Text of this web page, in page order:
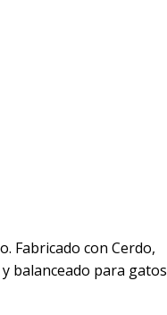
Fabricado con Cerdo,
balanceado para gatos